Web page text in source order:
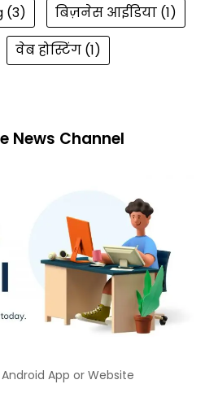
(3) बिज़नेस आईडिया(1)
वेब होस्टिंग(1)
News Channel
App or Website